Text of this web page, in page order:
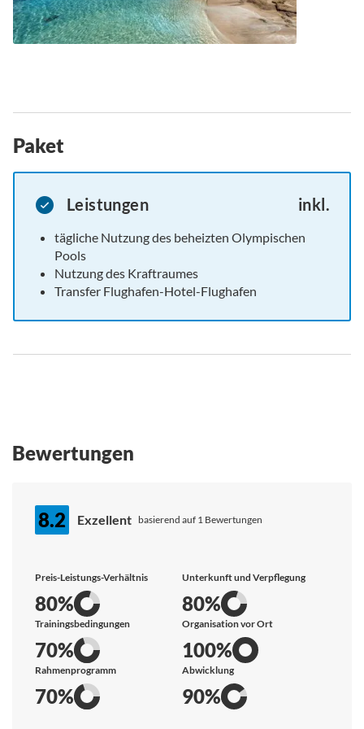
Paket
Leistungen inkl.
tägliche Nutzung des beheizten Olympischen
Pools
Nutzung des Kraftraumes
Transfer Flughafen-Hotel-Flughafen
Bewertungen
8.2 Exzellent basierend auf 1 Bewertungen
Preis-Leistungs-Verhältnis
80%
Unterkunft und Verpflegung
80%
Trainingsbedingungen
70%
Organisation vor Ort
100%
Rahmenprogramm
70%
Abwicklung
90%